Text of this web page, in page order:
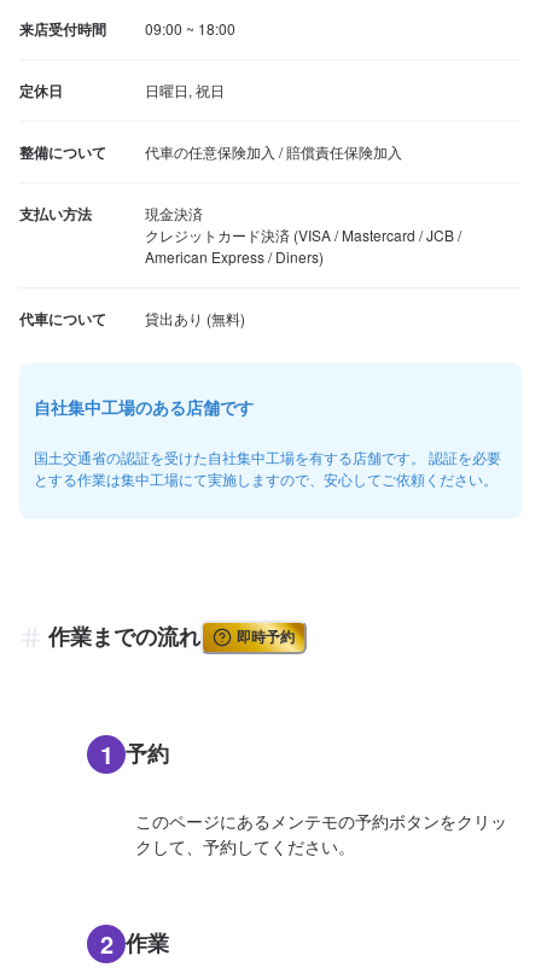
来店受付時間 09:00 ~ 18:00
定休日 日曜日, 祝日
整備について 代車の任意保険加入 / 賠償責任保険加入
支払い方法
現金決済
クレジットカード決済 (VISA / Mastercard / JCB /
American Express / Diners)
代車について
自社集中工場のある店舗です
国土交通省の認証を受けた自社集中工場を有する店舗です。 認証を必要
とする作業は集中工場にて実施しますので、安心してご依頼ください。
作業までの流れ 即時予約
1 予約
このページにあるメンテモの予約ボタンをクリッ
クして、予約してください。
2 作業